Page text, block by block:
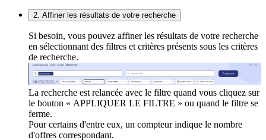
2. Affiner les résultats de votre recherche
Si besoin, vous pouvez affiner les résultats de votre recherche
en sélectionnant des filtres et critères présents sous les critères
de recherche.
La recherche est relancée avec le filtre quand vous cliquez sur
le bouton « APPLIQUER LE FILTRE » ou quand le filtre se
ferme.
Pour certains d'entre eux, un compteur indique le nombre
d'offres correspondant.